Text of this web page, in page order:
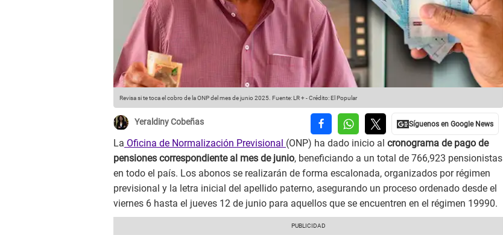
Revisa si te toca el cobro de la ONP del mes de junio 2025. Fuente: LR +-Crédito: El Popular
Yeraldiny Cobeñas
La Oficina de Normalización Previsional (ONP) ha dado inicio al cronograma de pago de
pensiones correspondiente al mes de junio, beneficiando a un total de 766,923 pensionistas
en todo el país. Los abonos se realizarán de forma escalonada, organizados por régimen
previsional y la letra inicial del apellido paterno, asegurando un proceso ordenado desde el
viernes 6 hasta el jueves 12 de junio para aquellos que se encuentren en el régimen 19990.